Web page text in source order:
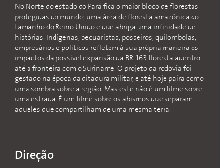
No Norte do estado do Pará fica o maior bloco de florestas
protegidas do mundo; uma área de floresta amazônica do
tamanho do Reino Unido e que abriga uma infinidade de
histórias. Indígenas, pecuaristas, posseiros, quilombolas,
empresários e políticos refletem à sua própria maneira os
impactos da possível expansão da BR-163 floresta adentro,
até a fronteira com o Suriname. O projeto da rodovia foi
gestado na época da ditadura militar, e até hoje paira como
uma sombra sobre a região. Mas este não é um filme sobre
uma estrada. É um filme sobre os abismos que separam
aqueles que compartilham de uma mesma terra.
Direção